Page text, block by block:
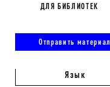
ДЛЯ БИБЛИОТЕК
Отправить материал
Язык